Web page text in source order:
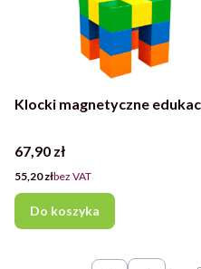
Klocki magnetyczne
Cena
67,90 zł
Cena
55,20 złbez VAT
Do koszyka